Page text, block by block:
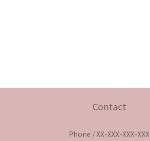
Contact
Phone / XX-XXX-XXX-XXX